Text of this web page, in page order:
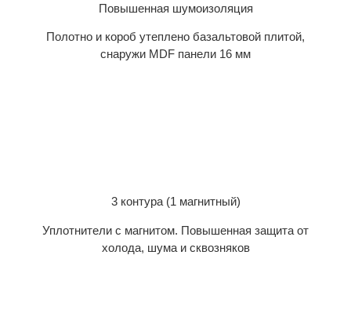
Повышенная шумоизоляция
Полотно и короб утеплено базальтовой плитой,
снаружи MDF панели 16 мм
3 контура (1 магнитный)
Уплотнители с магнитом. Повышенная защита от
холода, шума и сквозняков